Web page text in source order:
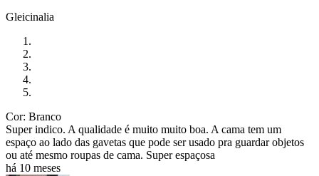
Gleicinalia
Cor: Branco
Super indico. A qualidade é muito muito boa. A cama tem um
espaço ao lado das gavetas que pode ser usado pra guardar objetos
ou até mesmo roupas de cama. Super espaçosa
há 10 meses